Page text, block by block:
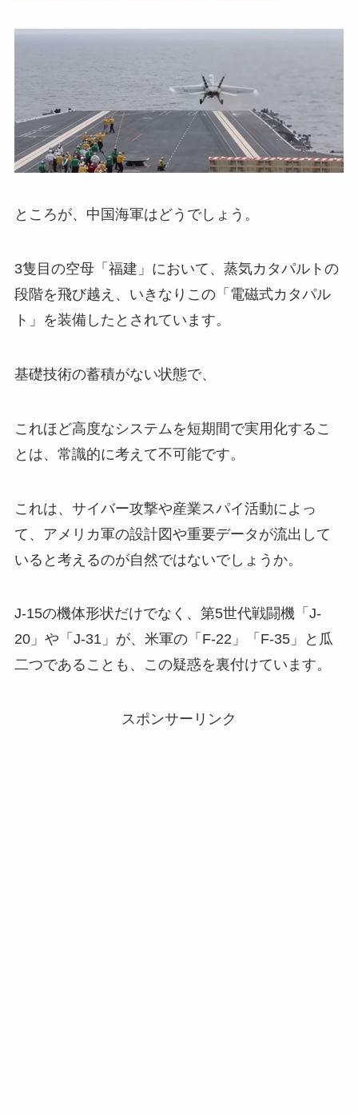
ところが、中国海軍はどうでしょう。
3隻目の空母「福建」において、蒸気カタパルトの
段階を飛び越え、いきなりこの「電磁式カタパル
ト」を装備したとされています。
基礎技術の蓄積がない状態で、
これほど高度なシステムを短期間で実用化するこ
とは、常識的に考えて不可能です。
これは、サイバー攻撃や産業スパイ活動によっ
て、アメリカ軍の設計図や重要データが流出して
いると考えるのが自然ではないでしょうか。
J-15の機体形状だけでなく、第5世代戦闘機「J-
20」や「J-31」が、米軍の「F-22」「F-35」と瓜
二つであることも、この疑惑を裏付けています。
スポンサーリンク